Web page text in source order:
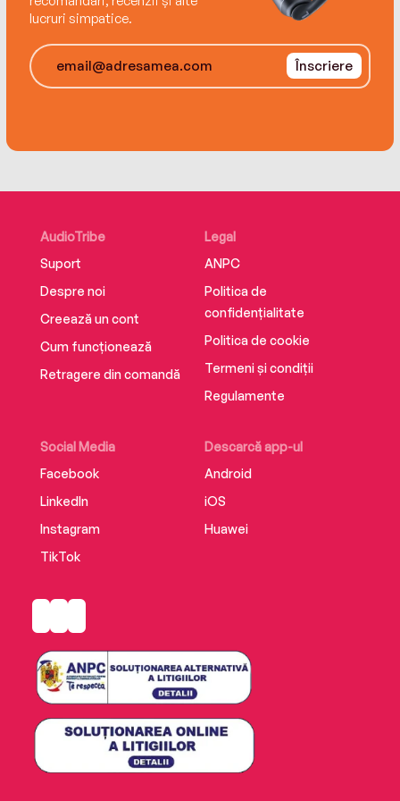
lucruri simpatice.
Înscriere
AudioTribe
Suport
Despre noi
Creează un cont
Cum funcționează
Retragere din comandă
Social Media
Facebook
LinkedIn
Instagram
TikTok
Descarcă app-ul
Android
iOS
Huawei
Legal
ANPC
Politica de
confidențialitate
Politica de cookie
Termeni și condiții
Regulamente